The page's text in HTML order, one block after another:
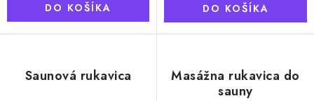
DO KOŠÍKA DO KOŠÍKA
Saunová rukavica
Masážna rukavica do
sauny